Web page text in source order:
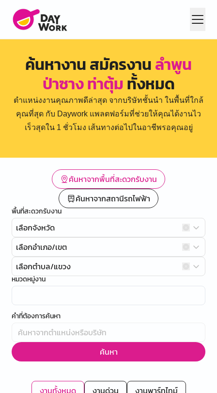
ค้นหางาน สมัครงานลำพูน
ป่าซาง ท่าตุ้มทั้งหมด
ตำแหน่งงานคุณภาพดีล่าสุด จากบริษัทชั้นนำ ในพื้นที่ใกล้
คุณที่สุด กับ Daywork แพลตฟอร์มที่ช่วยให้คุณได้งานไว
เร็วสุดใน 1 ชั่วโมง เส้นทางต่อไปในอาชีพรอคุณอยู่
ค้นหาจากพื้นที่สะดวกรับงาน
ค้นหาจากสถานีรถไฟฟ้า
พื้นที่สะดวกรับงาน
เลือกจังหวัด
เลือกอำเภอ/เขต
เลือกตำบล/แขวง
หมวดหมู่งาน
คำที่ต้องการค้นหา
ค้นหา
งานทั้งหมด งานด่วน
งานพาร์ทไทม์